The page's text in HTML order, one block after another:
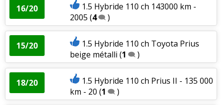
16/20
1.5 Hybride 110 ch 143000 km -
2005 (4 )
15/20
1.5 Hybride 110 ch Toyota Prius
beige métalli (1 )
18/20
1.5 Hybride 110 ch Prius II - 135 000
km - 20 (1 )